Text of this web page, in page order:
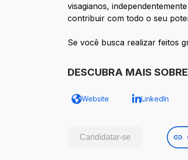
visagianos,
contribuir com todo o seu
Se você busca realizar feitos
DESCUBRA MAIS
Website LinkedIn
Candidatar-se